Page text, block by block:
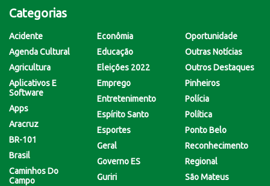
Categorias
Acidente
Agenda Cultural
Agricultura
Aplicativos E
Software
Apps
Aracruz
BR-101
Brasil
Caminhos Do
Campo
Econômia
Educação
Eleições 2022
Emprego
Entretenimento
Espírito Santo
Esportes
Geral
Governo ES
Guriri
Oportunidade
Outras Notícias
Outros Destaques
Pinheiros
Polícia
Política
Ponto Belo
Reconhecimento
Regional
São Mateus